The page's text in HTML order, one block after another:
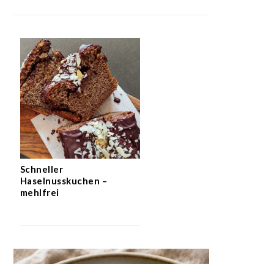
Schneller
Haselnusskuchen –
mehlfrei